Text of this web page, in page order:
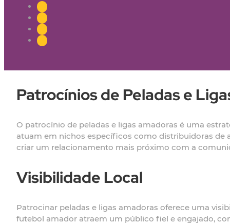
Patrocínios de Peladas e
O patrocínio de peladas e ligas amadoras é uma
atuam em nichos específicos como distribuidoras de
criar um relacionamento mais próximo com a
Visibilidade Local
Patrocinar peladas e ligas amadoras oferece uma
futebol amador atraem um público fiel e engajado,